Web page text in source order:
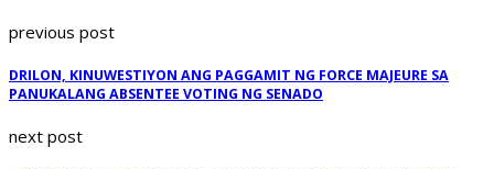
previous post
DRILON, KINUWESTIYON ANG PAGGAMIT NG FORCE MAJEURE SA
PANUKALANG ABSENTEE VOTING NG SENADO
next post